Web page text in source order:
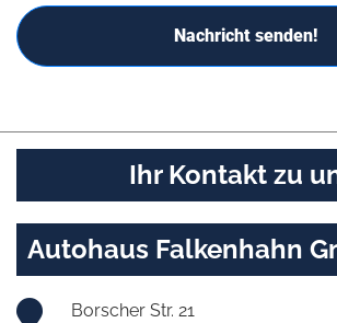
Nachricht senden!
Ihr Kontakt zu
Autohaus Falkenhahn
Borscher Str. 21